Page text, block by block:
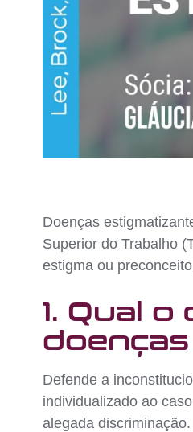
Doenças
Superior do Trabalho
estigma ou
1. Qual
Defende a
individualizado ao
alegada